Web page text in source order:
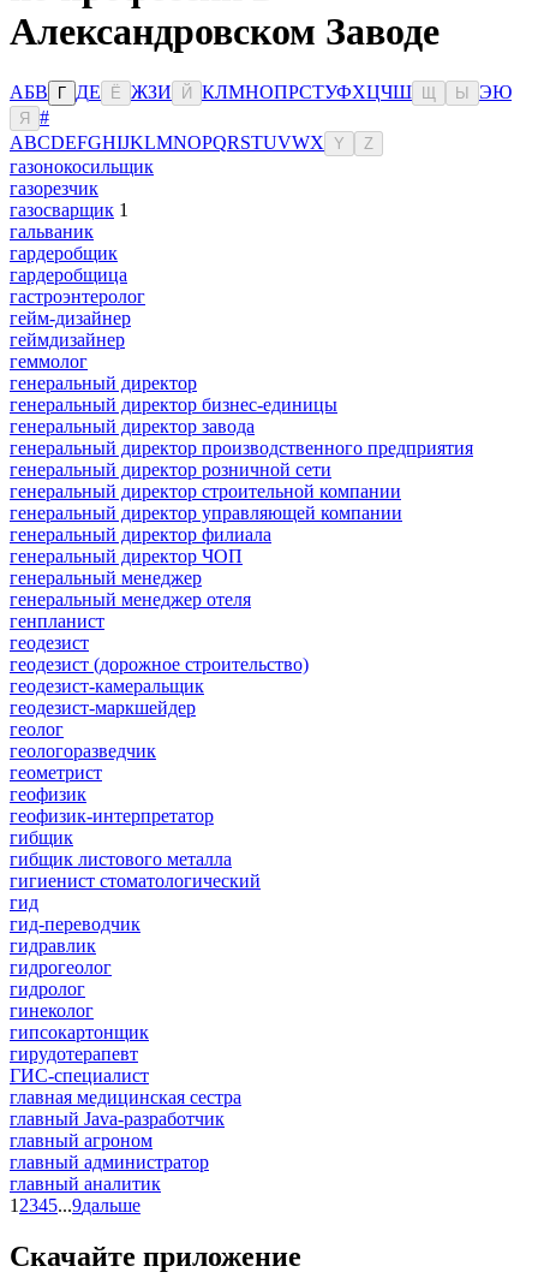
Александровском Заводе
АБВ Г ДЕ Ё ЖЗИ Й КЛМНОПРСТУФХЦЧШ Ы ЭЮ
Я
#
ABCDEFGHIJKLMNOPQRSTUVWX Y Z
газонокосильщик
газорезчик
газосварщик 1
гальваник
гардеробщик
гардеробщица
гастроэнтеролог
гейм-дизайнер
геймдизайнер
геммолог
генеральный директор
генеральный директор бизнес-единицы
генеральный директор завода
генеральный директор производственного предприятия
генеральный директор розничной сети
генеральный директор строительной компании
генеральный директор управляющей компании
генеральный директор филиала
генеральный директор ЧОП
генеральный менеджер
генеральный менеджер отеля
генпланист
геодезист
геодезист (дорожное строительство)
геодезист-камеральщик
геодезист-маркшейдер
геолог
геологоразведчик
геометрист
геофизик
геофизик-интерпретатор
гибщик
гибщик листового металла
гигиенист стоматологический
гид
гид-переводчик
гидравлик
гидрогеолог
гидролог
гинеколог
гипсокартонщик
гирудотерапевт
ГИС-специалист
главная медицинская сестра
главный Java-разработчик
главный агроном
главный администратор
главный аналитик
1 2345...9дальше
Скачайте приложение